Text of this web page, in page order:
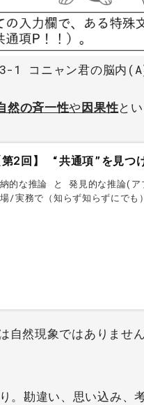
1 コニャン君の脳内
然の斉一性や因果性と
2回】 “共通項”を見つ
的な推論 と 発見的な推論(ア
/実務で（知らず知らずにでも
然現象ではありませ
。勘違い、思い込み